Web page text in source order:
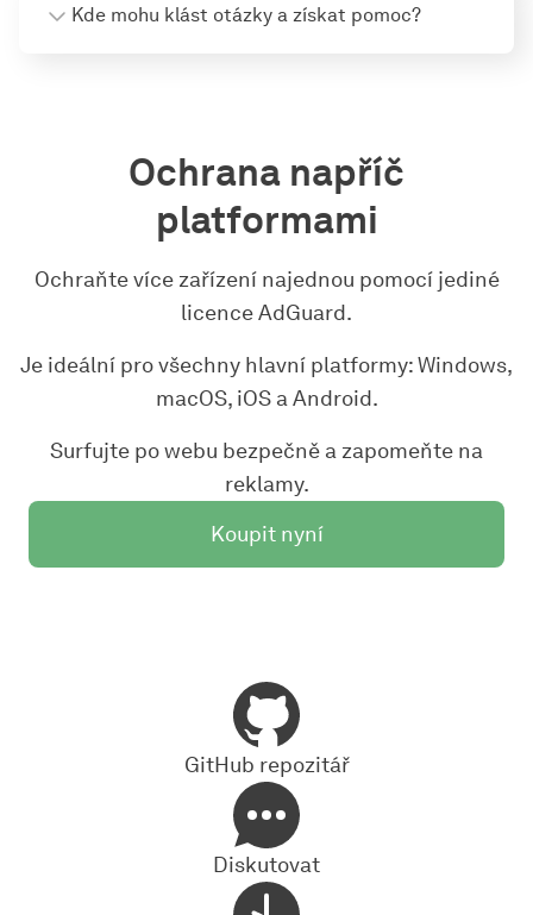
Kde mohu klást otázky a získat pomoc?
Ochrana napříč
platformami
Ochraňte více zařízení najednou pomocí jediné
licence AdGuard.
Je ideální pro všechny hlavní platformy: Windows,
macOS, iOS a Android.
Surfujte po webu bezpečně a zapomeňte na
reklamy.
Koupit nyní
GitHub repozitář
Diskutovat